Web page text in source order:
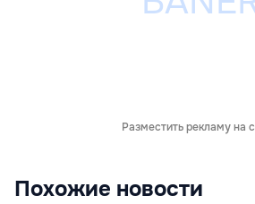
Разместить рекламу на
Похожие новости